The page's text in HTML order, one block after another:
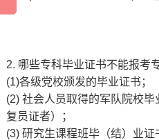
2. 哪些专科毕业证书不能报考
(1)各级党校颁发的毕业证书；
(2) 社会人员取得的军队院校毕
复员证者）；
(3) 研究生课程班毕（结）业证